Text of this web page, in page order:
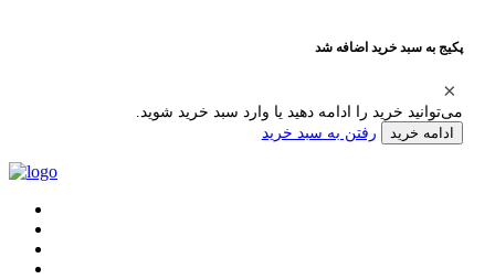
پکیج به سبد خرید اضافه شد
می‌توانید خرید را ادامه دهید یا وارد سبد خرید شوید.
ادامه خرید رفتن به سبد خرید